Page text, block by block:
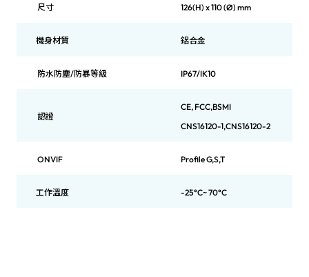
尺寸 126(H) x 110 (Ø) mm
機身材質 鋁合金
防水防塵/防暴等級 IP67/IK10
認證
CE, FCC,BSMI
CNS16120-1,CNS16120-2
ONVIF Profile G,S,T
工作溫度 -25°C~ 70°C